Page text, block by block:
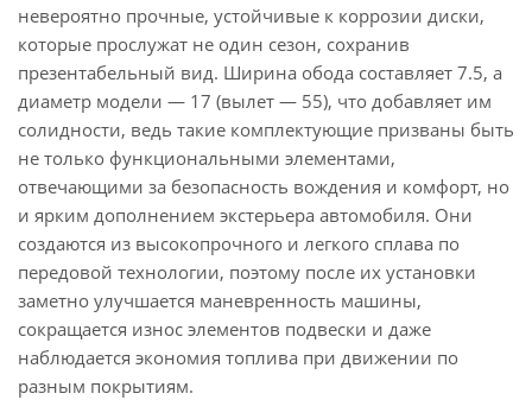
невероятно прочные, устойчивые к коррозии диски,
которые прослужат не один сезон, сохранив
презентабельный вид. Ширина обода составляет 7.5, а
диаметр модели — 17 (вылет — 55), что добавляет им
солидности, ведь такие комплектующие призваны быть
не только функциональными элементами,
отвечающими за безопасность вождения и комфорт, но
и ярким дополнением экстерьера автомобиля. Они
создаются из высокопрочного и легкого сплава по
передовой технологии, поэтому после их установки
заметно улучшается маневренность машины,
сокращается износ элементов подвески и даже
наблюдается экономия топлива при движении по
разным покрытиям.